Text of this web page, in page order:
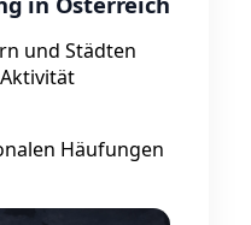
und Städten
Häufungen